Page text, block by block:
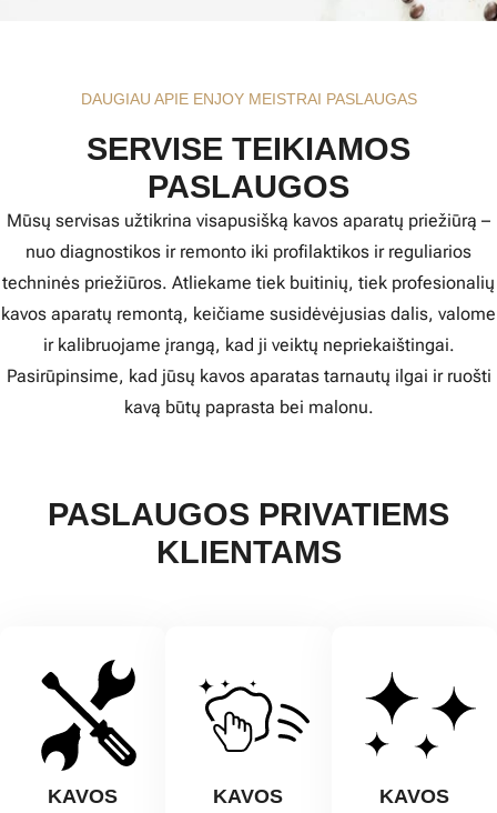
DAUGIAU APIE ENJOY MEISTRAI PASLAUGAS
SERVISE TEIKIAMOS
PASLAUGOS
Mūsų servisas užtikrina visapusišką kavos aparatų priežiūrą –
nuo diagnostikos ir remonto iki profilaktikos ir reguliarios
techninės priežiūros. Atliekame tiek buitinių, tiek profesionalių
kavos aparatų remontą, keičiame susidėvėjusias dalis, valome
ir kalibruojame įrangą, kad ji veiktų nepriekaištingai.
Pasirūpinsime, kad jūsų kavos aparatas tarnautų ilgai ir ruošti
kavą būtų paprasta bei malonu.
PASLAUGOS PRIVATIEMS
KLIENTAMS
KAVOS
KAVOS
KAVOS